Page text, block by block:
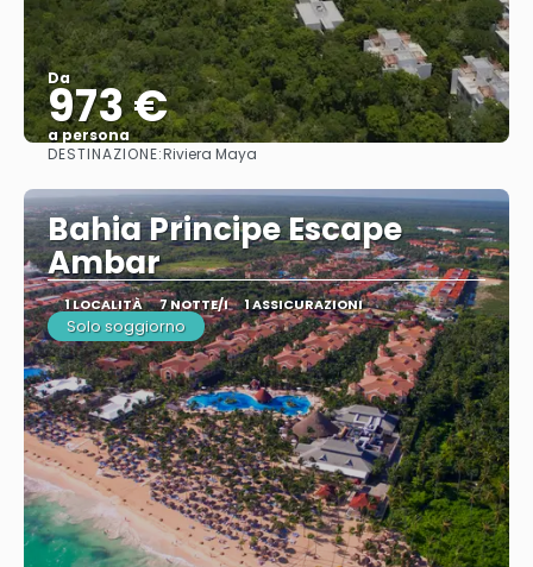
Da
973 €
a persona
Vedere
DESTINAZIONE:Riviera Maya
Bahia Principe Escape
Ambar
1 LOCALITÀ 7 NOTTE/I 1 ASSICURAZIONI
Solo soggiorno